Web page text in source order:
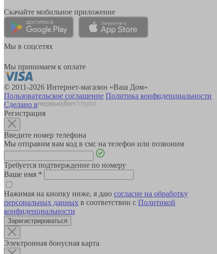
Скачайте мобильное приложение
Мы в соцсетях
Мы принимаем к оплате
© 2011-2026 Интернет-магазин «Ваш Дом»
Пользовательское соглашение Политика конфиденциальности
Сделано в
Регистрация
Введите номер телефона
Мы отправим вам код в смс на телефон или позвоним
Требуется подтверждение по номеру
Ваше имя *
Нажимая на кнопку ниже, я даю согласие на обработку
персональных данных в соответствии с Политикой
конфиденциальности
Зарегистрироваться
Электронная бонусная карта